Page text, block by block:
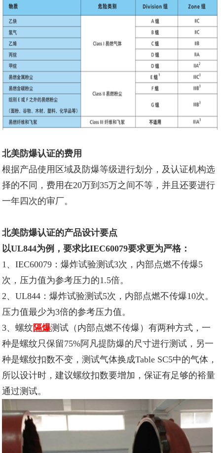
北美防爆认证的费用
根据产品使用区域及防爆等级进行划分，及认证机构选
择的不同，费用在20万到35万之间不等，并且还要进行
一年四次的审厂。
北美防爆认证的产品设计要点
以UL844为例，要求比IEC60079要求更为严格：
1、IEC60079：爆炸试验测试3次，内部点燃不传爆5
次，压力值为参考压力的1.5倍。
2、UL844：爆炸试验测试5次，内部点燃不传爆10次。
压力值最少为3倍的参考压力值。
3、螺纹隔爆测试（内部点燃不传爆）有两种方式，一
种是螺纹只保留75%阿凡提防爆的尺寸进行测试，另一
种是螺纹扣数不变，测试气体换成Table SC5中的气体，
所以设计时，建议螺纹扣数要增加，保证有足够的裕量
通过测试。